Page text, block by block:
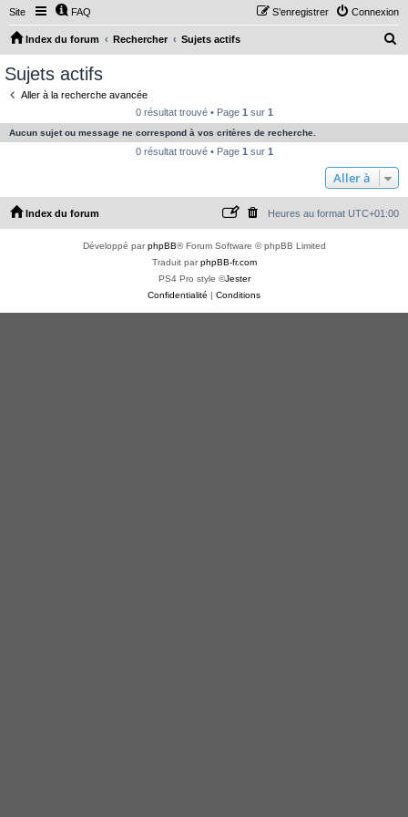
Site FAQ Connexion
S’enregistrer
Index du forum Rechercher Sujets actifs
e
c
e
Sujets actifs
Aller à la recherche avancée
0 résultat trouvé • Page 1 sur 1
Aucun sujet ou message ne correspond à vos critères de recherche.
0 résultat trouvé • Page 1 sur 1
Aller à
Index du forum Heures au format UTC+01:00
Développé parphpBB® Forum Software © phpBB Limited
Traduit parphpBB-fr.com
PS4 Pro style ©Jester
Confidentialité | Conditions